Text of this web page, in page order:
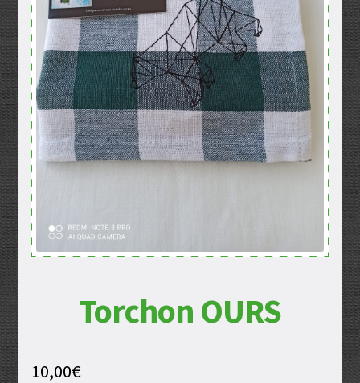
Mentions légales
Mon compte
Panier
Politique de confidentialité
Torchon OURS
10,00€